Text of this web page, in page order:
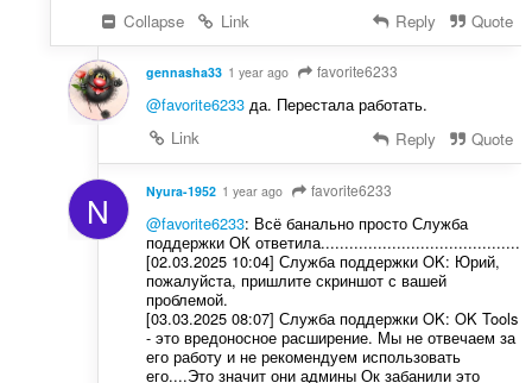
Collapse Link Reply Quote
gennasha33 1 year ago favorite6233
@favorite6233да. Перестала работать.
Link
Reply Quote
N Nyura-1952 1 year ago favorite6233
@favorite6233: Всё банально просто Служба
поддержки ОК ответила..........................................
[02.03.2025 10:04] Служба поддержки OK: Юрий,
пожалуйста, пришлите скриншот с вашей
проблемой.
[03.03.2025 08:07] Служба поддержки OK: OK Tools
- это вредоносное расширение. Мы не отвечаем за
его работу и не рекомендуем использовать
его....Это значит они админы Ок забанили это